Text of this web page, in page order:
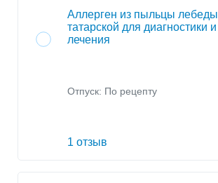
Аллерген из пыльцы лебеды
татарской для диагностики и
лечения
Отпуск: По рецепту
1 отзыв